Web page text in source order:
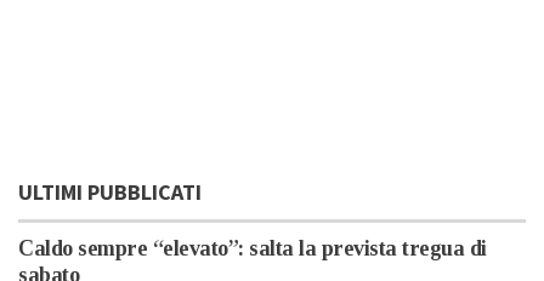
ULTIMI PUBBLICATI
Caldo sempre “elevato”: salta la prevista tregua di
sabato